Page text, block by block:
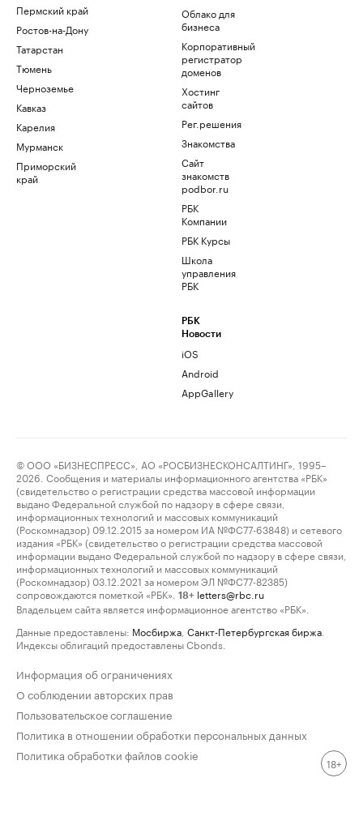
Пермский край
Ростов-на-Дону
Татарстан
Тюмень
Черноземье
Кавказ
Карелия
Мурманск
Приморский
край
Облако для
бизнеса
Корпоративный
регистратор
доменов
Хостинг
сайтов
Рег.решения
Знакомства
Сайт
знакомств
podbor.ru
РБК
Компании
РБК Курсы
Школа
управления
РБК
РБК
Новости
iOS
Android
AppGallery
© ООО «БИЗНЕСПРЕСС», АО «РОСБИЗНЕСКОНСАЛТИНГ», 1995–
2026. Сообщения и материалы информационного агентства «РБК»
(свидетельство о регистрации средства массовой информации
выдано Федеральной службой по надзору в сфере связи,
информационных технологий и массовых коммуникаций
(Роскомнадзор) 09.12.2015 за номером ИА №ФС77-63848) и сетевого
издания «РБК» (свидетельство о регистрации средства массовой
информации выдано Федеральной службой по надзору в сфере связи,
информационных технологий и массовых коммуникаций
(Роскомнадзор) 03.12.2021 за номером ЭЛ №ФС77-82385)
сопровождаются пометкой «РБК».
18+ letters@rbc.ru
Владельцем сайта является информационное агентство «РБК».
Данные предоставлены: Мосбиржа Санкт-Петербургская биржа
Индексы облигаций предоставлены Cbonds.
Информация об ограничениях
О соблюдении авторских прав
Пользовательское соглашение
Политика в отношении обработки персональных данных
Политика обработки файлов cookie
18+